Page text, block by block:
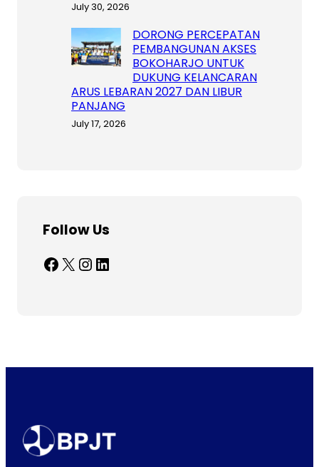
July 30, 2026
DORONG PERCEPATAN
PEMBANGUNAN AKSES
BOKOHARJO UNTUK
DUKUNG KELANCARAN
ARUS LEBARAN 2027 DAN LIBUR
PANJANG
July 17, 2026
Follow Us
Facebook X InstagramLinkedIn